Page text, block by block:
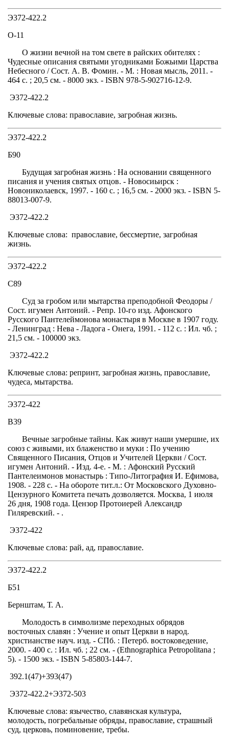
Э372-422.2
О-11
О жизни вечной на том свете в райских обителях :
Чудесные описания святыми угодниками Божьими Царства
Небесного / Сост. А. В. Фомин. - М. : Новая мысль, 2011. -
464 с. ; 20,5 см. - 8000 экз. - ISBN 978-5-902716-12-9.
Э372-422.2
Ключевые слова: православие, загробная жизнь.
Э372-422.2
Б90
Будущая загробная жизнь : На основании священного
писания и учения святых отцов. - Новосиьирск :
Новониколаевск, 1997. - 160 с. ; 16,5 см. - 2000 экз. - ISBN 5-
88013-007-9.
Э372-422.2
Ключевые слова: православие, бессмертие, загробная
жизнь.
Э372-422.2
С89
Суд за гробом или мытарства преподобной Феодоры /
Сост. игумен Антоний. - Репр. 10-го изд. Афонского
Русского Пантелеймонова монастыря в Москве в 1907 году.
- Ленинград : Нева - Ладога - Онега, 1991. - 112 с. : Ил. чб. ;
21,5 см. - 100000 экз.
Э372-422.2
Ключевые слова: репринт, загробная жизнь, православие,
чудеса, мытарства.
Э372-422
В39
Вечные загробные тайны. Как живут наши умершие, их
союз с живыми, их блаженство и муки : По учению
Священного Писания, Отцов и Учителей Церкви / Сост.
игумен Антоний. - Изд. 4-е. - М. : Афонский Русский
Пантелеимонов монастырь : Типо-Литография И. Ефимова,
1908. - 228 с. - На обороте тит.л.: От Московского Духовно-
Цензурного Комитета печать дозволяется. Москва, 1 июля
26 дня, 1908 года. Цензор Протоиерей Александр
Гиляревский. - .
Э372-422
Ключевые слова: рай, ад, православие.
Э372-422.2
Б51
Бернштам, Т. А.
Молодость в символизме переходных обрядов
восточных славян : Учение и опыт Церкви в народ.
христианстве науч. изд. - СПб. : Петерб. востоковедение,
2000. - 400 с. : Ил. чб. ; 22 см. - (Ethnographica Petropolitana ;
5). - 1500 экз. - ISBN 5-85803-144-7.
392.1(47)+393(47)
Э372-422.2+Э372-503
Ключевые слова: язычество, славянская культура,
молодость, погребальные обряды, православие, страшный
суд, церковь, поминовение, требы.